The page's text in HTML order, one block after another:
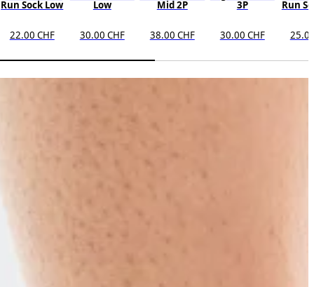
Run Sock Low
22.00 CHF
Low
30.00 CHF
Mid 2P
38.00 CHF
3P
30.00 CHF
Run